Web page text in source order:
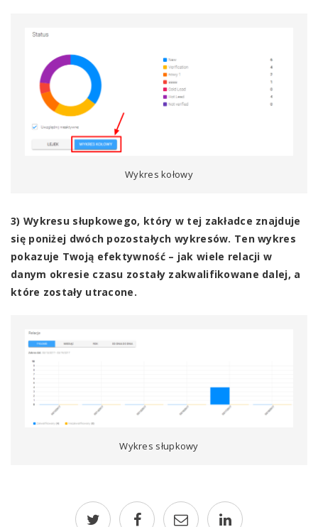
Wykres kołowy
3) Wykresu słupkowego, który w tej zakładce znajduje
się poniżej dwóch pozostałych wykresów. Ten wykres
pokazuje Twoją efektywność – jak wiele relacji w
danym okresie czasu zostały zakwalifikowane dalej, a
które zostały utracone.
Wykres słupkowy